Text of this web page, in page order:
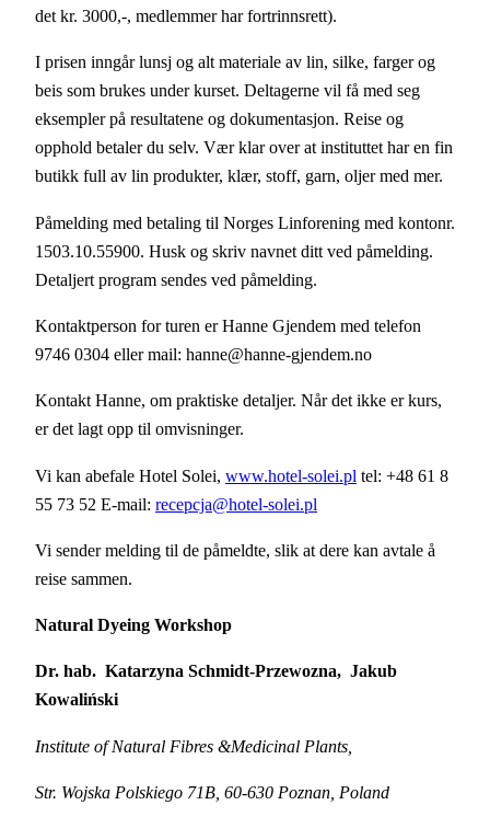
det kr. 3000,-, medlemmer har fortrinnsrett).
I prisen inngår lunsj og alt materiale av lin, silke, farger og
beis som brukes under kurset. Deltagerne vil få med seg
eksempler på resultatene og dokumentasjon. Reise og
opphold betaler du selv. Vær klar over at instituttet har en fin
butikk full av lin produkter, klær, stoff, garn, oljer med mer.
Påmelding med betaling til Norges Linforening med kontonr.
1503.10.55900. Husk og skriv navnet ditt ved påmelding.
Detaljert program sendes ved påmelding.
Kontaktperson for turen er Hanne Gjendem med telefon
9746 0304 eller mail: hanne@hanne-gjendem.no
Kontakt Hanne, om praktiske detaljer. Når det ikke er kurs,
er det lagt opp til omvisninger.
Vi kan abefale Hotel Solei, www.hotel-solei.pl tel: +48 61 8
55 73 52 E-mail: recepcja@hotel-solei.pl
Vi sender melding til de påmeldte, slik at dere kan avtale å
reise sammen.
Natural Dyeing Workshop
Dr. hab. Katarzyna Schmidt-Przewozna, Jakub
Kowaliński
Institute of Natural Fibres &Medicinal Plants,
Str. Wojska Polskiego 71B, 60-630 Poznan, Poland